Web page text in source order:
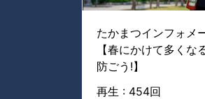
たかまつインフォメ
【春にかけて多くな
防ごう!】
再生 : 454回